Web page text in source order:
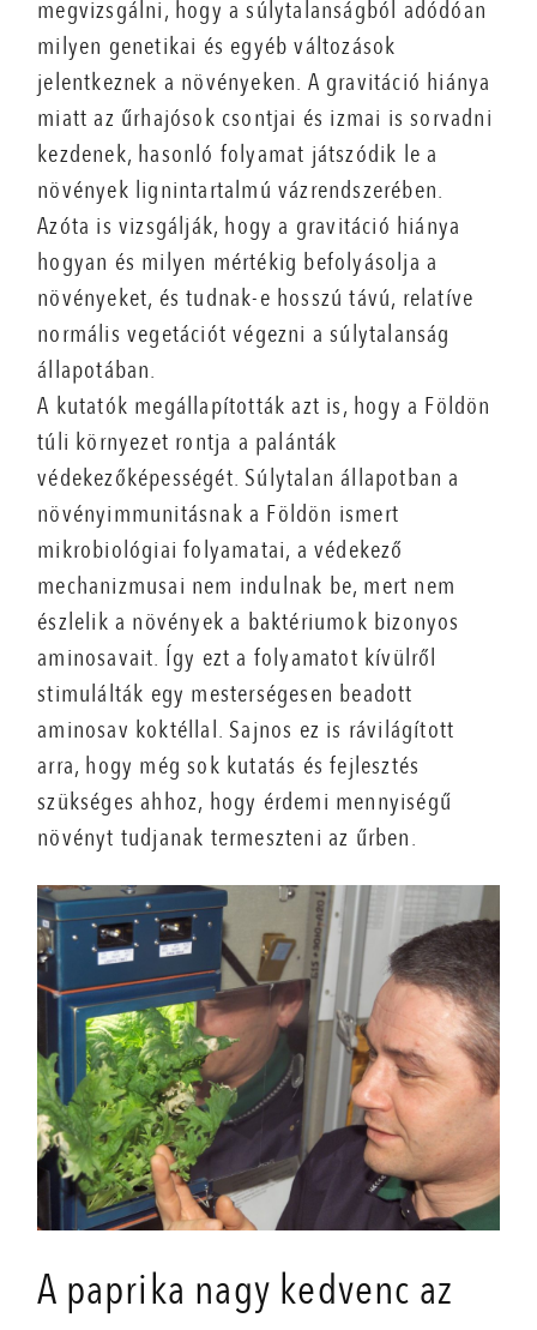
megvizsgálni, hogy a súlytalanságból adódóan
milyen genetikai és egyéb változások
jelentkeznek a növényeken. A gravitáció hiánya
miatt az űrhajósok csontjai és izmai is sorvadni
kezdenek, hasonló folyamat játszódik le a
növények lignintartalmú vázrendszerében.
Azóta is vizsgálják, hogy a gravitáció hiánya
hogyan és milyen mértékig befolyásolja a
növényeket, és tudnak-e hosszú távú, relatíve
normális vegetációt végezni a súlytalanság
állapotában.
A kutatók megállapították azt is, hogy a Földön
túli környezet rontja a palánták
védekezőképességét. Súlytalan állapotban a
növényimmunitásnak a Földön ismert
mikrobiológiai folyamatai, a védekező
mechanizmusai nem indulnak be, mert nem
észlelik a növények a baktériumok bizonyos
aminosavait. Így ezt a folyamatot kívülről
stimulálták egy mesterségesen beadott
aminosav koktéllal. Sajnos ez is rávilágított
arra, hogy még sok kutatás és fejlesztés
szükséges ahhoz, hogy érdemi mennyiségű
növényt tudjanak termeszteni az űrben.
A paprika nagy kedvenc az